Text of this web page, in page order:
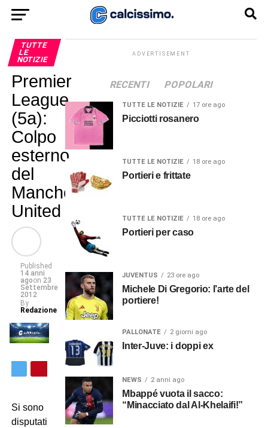
TUTTE
LE
NOTIZIE
Premier
League
(5a):
Colpo
esterno
del
Manchester
United
Published
14 anni
agoon 23
Settembre
2012
By
Redazione
Si sono
disputati
ADVERTISEMENT
RECENTI POPOLARI
TUTTE LE NOTIZIE 17 ore ago
Picciotti rosanero
TUTTE LE NOTIZIE 18 ore ago
Portieri e frittate
TUTTE LE NOTIZIE 18 ore ago
Portieri per caso
JUVENTUS 23 ore ago
Michele Di Gregorio: l’arte del
portiere!
PALLONATE 2 giorni ago
Inter-Juve: i doppi ex
NEWS 2 anni ago
Mbappé vuota il sacco:
“Minacciato dal Al-Khelaifi!”